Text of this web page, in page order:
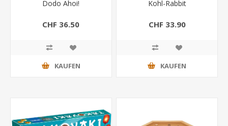
Dodo Ahoi!
CHF 36.50
KAUFEN
Kohl-Rabbit
CHF 33.90
KAUFEN